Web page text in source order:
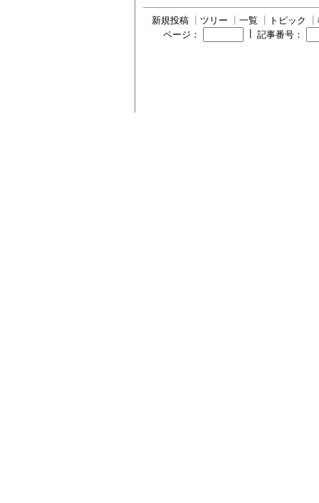
新規投稿 ツリー 一覧 トピック
ページ：
記事番号：